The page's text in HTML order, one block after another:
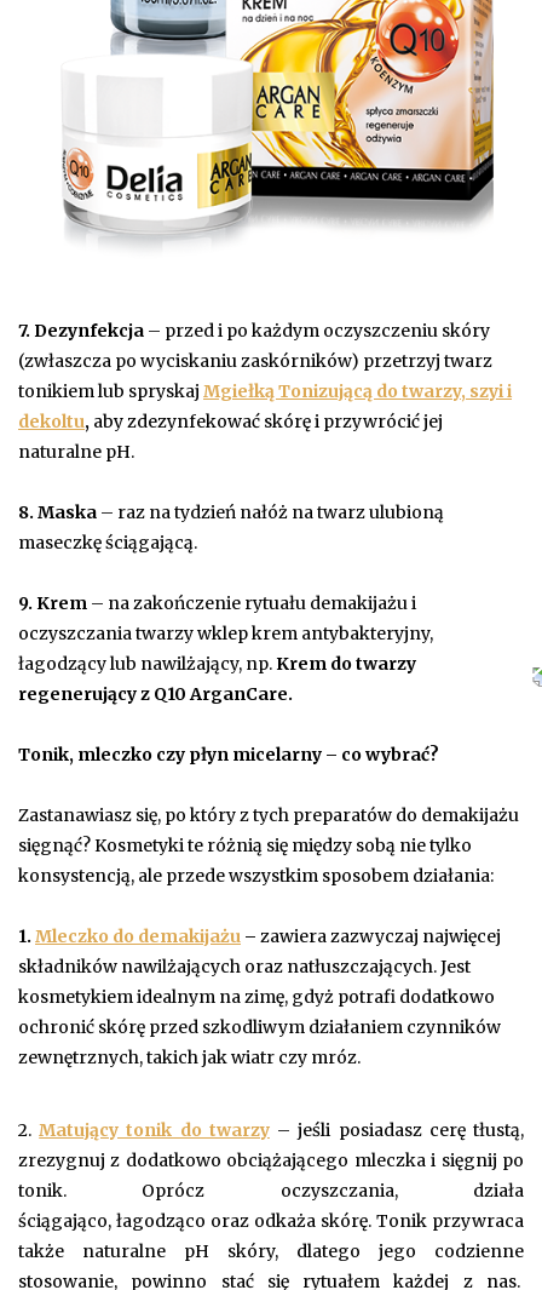
7. Dezynfekcja – przed i po każdym oczyszczeniu skóry
(zwłaszcza po wyciskaniu zaskórników) przetrzyj twarz
tonikiem lub spryskaj Mgiełką Tonizującą do twarzy, szyi i
dekoltu, aby zdezynfekować skórę i przywrócić jej
naturalne pH.
8. Maska – raz na tydzień nałóż na twarz ulubioną
maseczkę ściągającą.
9. Krem – na zakończenie rytuału demakijażu i
oczyszczania twarzy wklep krem antybakteryjny,
łagodzący lub nawilżający, np.Krem do twarzy
regenerujący z Q10 ArganCare.
Tonik, mleczko czy płyn micelarny – co wybrać?
Zastanawiasz się, po który z tych preparatów do demakijażu
sięgnąć? Kosmetyki te różnią się między sobą nie tylko
konsystencją, ale przede wszystkim sposobem działania:
1. Mleczko do demakijażu – zawiera zazwyczaj najwięcej
składników nawilżających oraz natłuszczających. Jest
kosmetykiem idealnym na zimę, gdyż potrafi dodatkowo
ochronić skórę przed szkodliwym działaniem czynników
zewnętrznych, takich jak wiatr czy mróz.
2.Matujący tonik do twarzy– jeśli posiadasz cerę tłustą,
zrezygnuj z dodatkowo obciążającego mleczka i sięgnij po
tonik. Oprócz oczyszczania, działa
ściągająco, łagodząco oraz odkaża skórę. Tonik przywraca
także naturalne pH skóry, dlatego jego codzienne
stosowanie, powinno stać się rytuałem każdej z nas.